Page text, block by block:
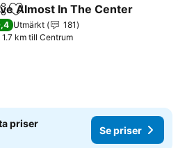
Lägg till i Mina Favoriter
Almost In The Center
Utmärkt
181
1.7 km till Centrum
priser
Se priser